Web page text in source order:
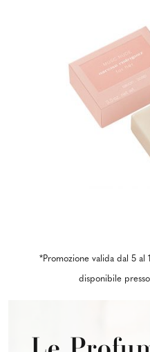
*Promozione valida dal 5 al
disponibile